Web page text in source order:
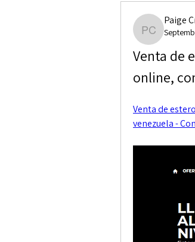
Paige
Paige
Venta de
online,
Venta de
venezuela -